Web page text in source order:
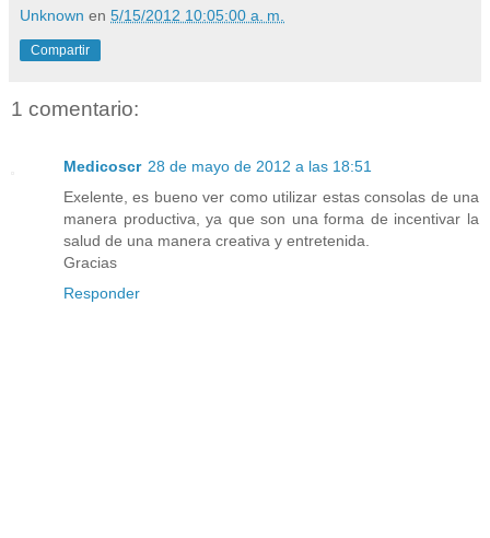
Unknown en 5/15/2012 10:05:00 a. m.
Compartir
1 comentario:
Medicoscr 28 de mayo de 2012 a las 18:51
Exelente, es bueno ver como utilizar estas consolas de una
manera productiva, ya que son una forma de incentivar la
salud de una manera creativa y entretenida.
Gracias
Responder